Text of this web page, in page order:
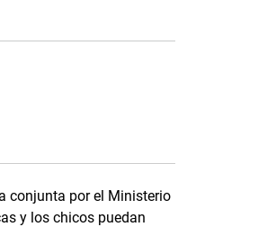
conjunta por el Ministerio
y los chicos puedan